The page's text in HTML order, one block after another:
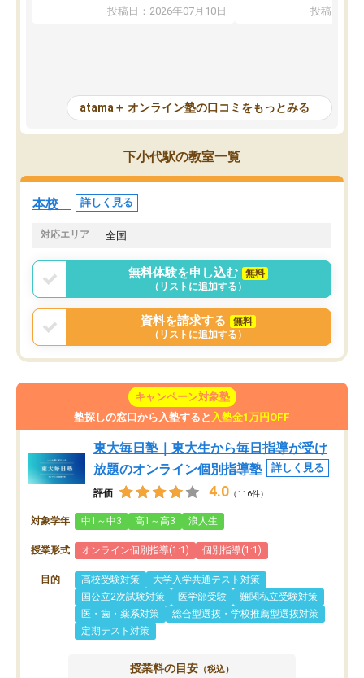
も部活でも結果を残すことができてよ
かった。また問題演習の際に、自分が
が、自分で自分の管理ができない人に
とっては難しい部分もあるのではない
かと思った。
投稿日：2026年07月10日
項目のおかげで、手軽
元数が可視化されるので
しながら意欲的に取り組
常に効果を実感している
すめできる塾です。
投稿日：
atama＋ オンライン塾の口コミをもっとみる
下小代駅の教室一覧
本校 詳しく見る
対応エリア 全国
無料体験を申し込む
無料
（リストに追加する）
資料を請求する
無料
（リストに追加する）
キャンペーン対象塾
塾探しの窓口から入塾すると 入塾金1万円OFF
東大毎日塾｜東大生から毎日指導が受け
放題のオンライン個別指導塾
詳しく見る
評価 4.0 （116件）
対象学年 中1～中3 高1～高3 浪人生
授業形式 オンライン個別指導(1:1) 個別指導(1:1)
目的 高校受験対策
大学入学共通テスト対策
国公立2次試験対策
医学部受験
難関私立受験対策
医・歯・薬系対策
総合型選抜・学校推薦型選抜対策
定期テスト対策
授業料の目安 （税込）